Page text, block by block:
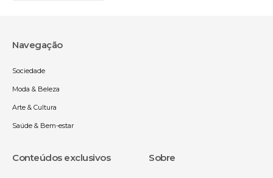
Navegação
Sociedade
Moda & Beleza
Arte & Cultura
Saúde & Bem-estar
Conteúdos exclusivos Sobre